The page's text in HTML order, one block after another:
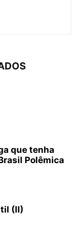
que tenha
Polêmica
(II)